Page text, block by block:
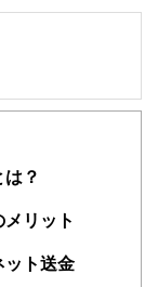
する記事を、日々
やすく発信していま
書籍・雑誌の編集経
まですべての工程に
？
リット
ット送金